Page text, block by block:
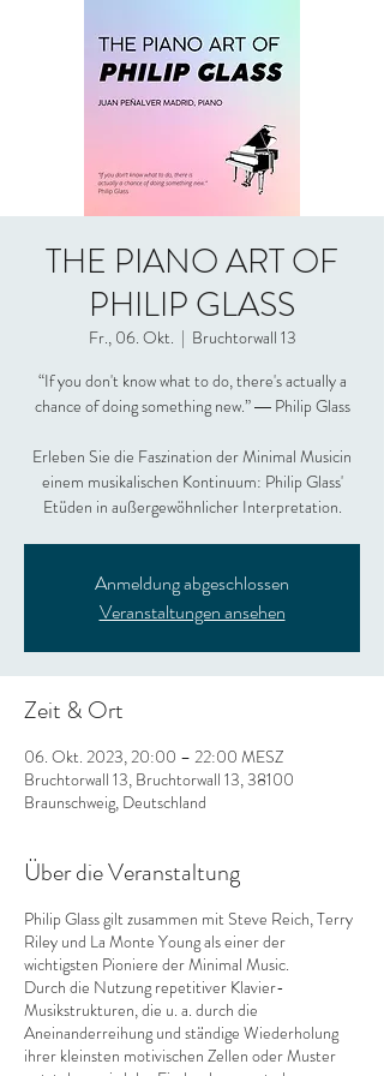
THE PIANO ART OF
PHILIP GLASS
Fr., 06. Okt.
  |
Bruchtorwall 13
“If you don't know what to do, there's actually a
chance of doing something new.” ― Philip Glass
Erleben Sie die Faszination der Minimal Musicin
einem musikalischen Kontinuum: Philip Glass'
Etüden in außergewöhnlicher Interpretation.
Anmeldung abgeschlossen
Veranstaltungen ansehen
Zeit & Ort
06. Okt. 2023, 20:00 – 22:00 MESZ
Bruchtorwall 13, Bruchtorwall 13, 38100
Braunschweig, Deutschland
Über die Veranstaltung
Philip Glass gilt zusammen mit Steve Reich, Terry
Riley und La Monte Young als einer der
wichtigsten Pioniere der Minimal Music.
Durch die Nutzung repetitiver Klavier-
Musikstrukturen, die u. a. durch die
Aneinanderreihung und ständige Wiederholung
ihrer kleinsten motivischen Zellen oder Muster